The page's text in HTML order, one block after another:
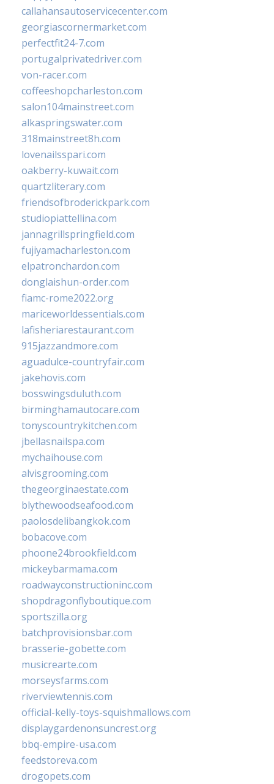
callahansautoservicecenter.com
georgiascornermarket.com
perfectfit24-7.com
portugalprivatedriver.com
von-racer.com
coffeeshopcharleston.com
salon104mainstreet.com
alkaspringswater.com
318mainstreet8h.com
lovenailsspari.com
oakberry-kuwait.com
quartzliterary.com
friendsofbroderickpark.com
studiopiattellina.com
jannagrillspringfield.com
fujiyamacharleston.com
elpatronchardon.com
donglaishun-order.com
fiamc-rome2022.org
mariceworldessentials.com
lafisheriarestaurant.com
915jazzandmore.com
aguadulce-countryfair.com
jakehovis.com
bosswingsduluth.com
birminghamautocare.com
tonyscountrykitchen.com
jbellasnailspa.com
mychaihouse.com
alvisgrooming.com
thegeorginaestate.com
blythewoodseafood.com
paolosdelibangkok.com
bobacove.com
phoone24brookfield.com
mickeybarmama.com
roadwayconstructioninc.com
shopdragonflyboutique.com
sportszilla.org
batchprovisionsbar.com
brasserie-gobette.com
musicrearte.com
morseysfarms.com
riverviewtennis.com
official-kelly-toys-squishmallows.com
displaygardenonsuncrest.org
bbq-empire-usa.com
feedstoreva.com
drogopets.com